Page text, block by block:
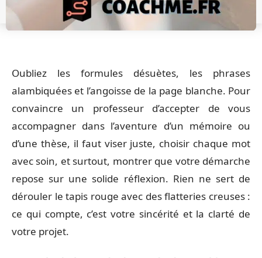
Oubliez les formules désuètes, les phrases
alambiquées et l’angoisse de la page blanche. Pour
convaincre un professeur d’accepter de vous
accompagner dans l’aventure d’un mémoire ou
d’une thèse, il faut viser juste, choisir chaque mot
avec soin, et surtout, montrer que votre démarche
repose sur une solide réflexion. Rien ne sert de
dérouler le tapis rouge avec des flatteries creuses :
ce qui compte, c’est votre sincérité et la clarté de
votre projet.